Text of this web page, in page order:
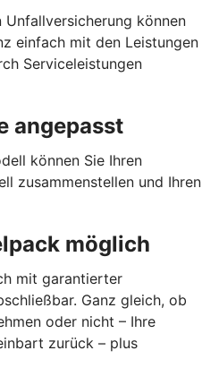
Unfallversicherung können
einfach mit den Leistungen
Serviceleistungen
angepasst
können Sie Ihren
zusammenstellen und Ihren
möglich
mit garantierter
Ganz gleich, ob
oder nicht – Ihre
zurück – plus